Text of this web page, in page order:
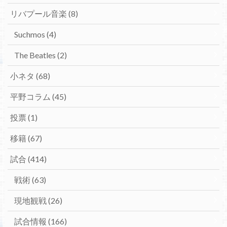
リバプール音楽 (8)
Suchmos (4)
The Beatles (2)
小ネタ (68)
平野コラム (45)
投票 (1)
移籍(67)
試合 (414)
戦術(63)
現地観戦 (26)
試合情報 (166)